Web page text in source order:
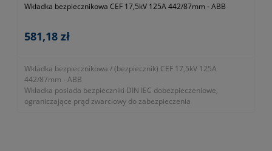
Wkładka bezpiecznikowa CEF 17,5kV 125A 442/87mm - ABB
581,18 zł
Wkładka bezpiecznikowa / (bezpiecznik) CEF 17,5kV 125A
442/87mm - ABB
Wkładka posiada bezpieczniki DIN IEC dobezpieczeniowe,
ograniczające prąd zwarciowy do zabezpieczenia